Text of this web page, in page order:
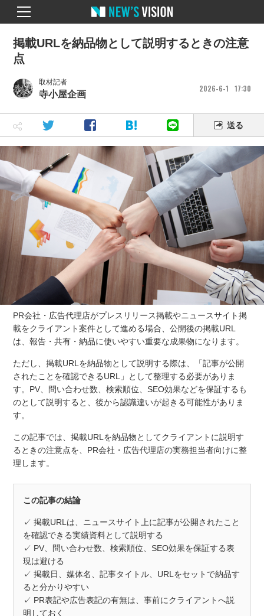
取材記者
寺小屋企画
2026 6 1 17 30
掲載URLを納品物として説明するときの注意
点
送る
PR会社・広告代理店がプレスリリース掲載やニュースサイト掲
載をクライアント案件として進める場合、公開後の掲載URL
は、報告・共有・納品に使いやすい重要な成果物になります。
ただし、掲載URLを納品物として説明する際は、「記事が公開
されたことを確認できるURL」として整理する必要がありま
す。PV、問い合わせ数、検索順位、SEO効果などを保証するも
のとして説明すると、後から認識違いが起きる可能性がありま
す。
この記事では、掲載URLを納品物としてクライアントに説明す
るときの注意点を、PR会社・広告代理店の実務担当者向けに整
理します。
この記事の結論
✓ 掲載URLは、ニュースサイト上に記事が公開されたこと
を確認できる実績資料として説明する
✓ PV、問い合わせ数、検索順位、SEO効果を保証する表
現は避ける
✓ 掲載日、媒体名、記事タイトル、URLをセットで納品す
ると分かりやすい
✓ PR表記や広告表記の有無は、事前にクライアントへ説
明しておく